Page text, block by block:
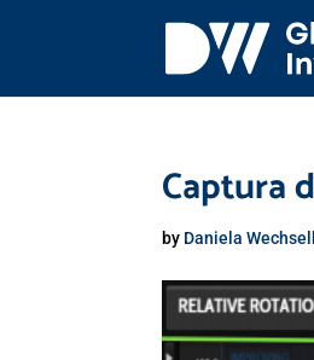
Captura
by Daniela